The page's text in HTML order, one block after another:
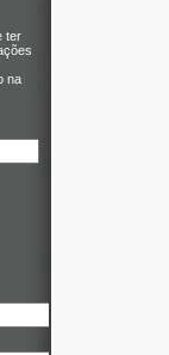
ter
na